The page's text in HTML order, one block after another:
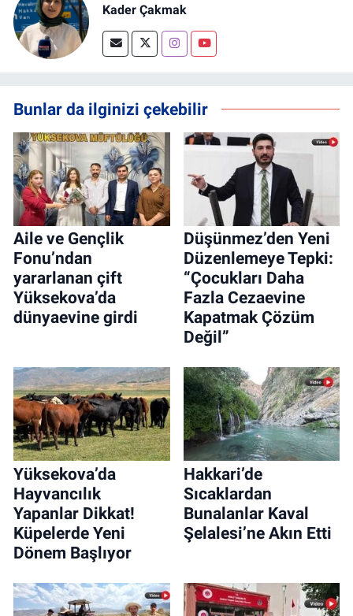
Kader Çakmak
Bunlar da ilginizi çekebilir
Aile ve Gençlik
Fonu’ndan
yararlanan çift
Yüksekova’da
dünyaevine girdi
Düşünmez’den Yeni
Düzenlemeye Tepki:
“Çocukları Daha
Fazla Cezaevine
Kapatmak Çözüm
Değil”
Yüksekova’da
Hayvancılık
Yapanlar Dikkat!
Küpelerde Yeni
Dönem Başlıyor
Hakkari’de
Sıcaklardan
Bunalanlar Kaval
Şelalesi’ne Akın Etti